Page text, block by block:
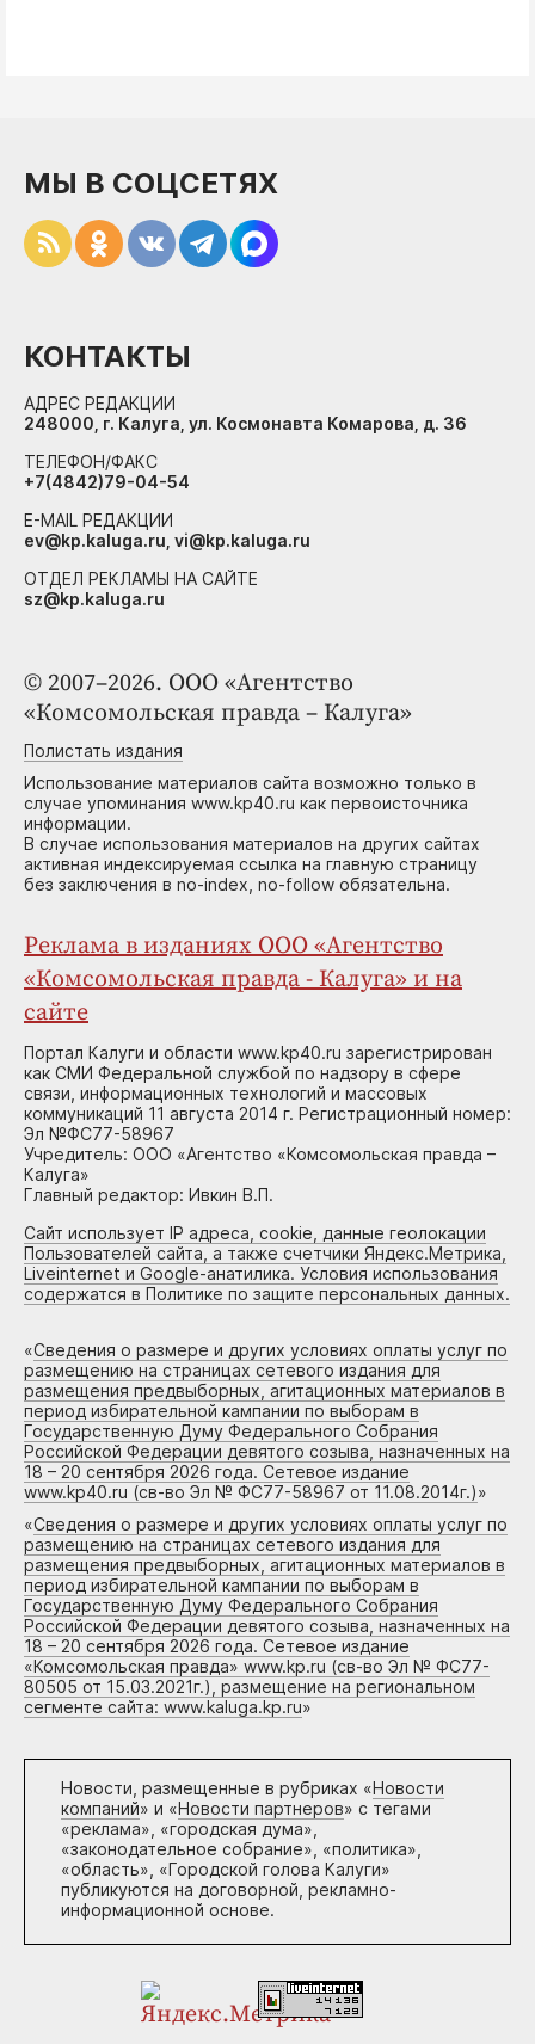
© 2007–2026. ООО «Агентство
«Комсомольская правда – Калуга»
Полистать издания
Использование материалов сайта возможно только в
случае упоминания www.kp40.ru как первоисточника
информации.
В случае использования материалов на других сайтах
активная индексируемая ссылка на главную страницу
без заключения в no-index, no-follow обязательна.
Реклама в изданиях ООО «Агентство
«Комсомольская правда - Калуга» и на
сайте
Портал Калуги и области www.kp40.ru зарегистрирован
как СМИ Федеральной службой по надзору в сфере
связи, информационных технологий и массовых
коммуникаций 11 августа 2014 г. Регистрационный номер:
Эл №ФС77-58967
Учредитель: ООО «Агентство «Комсомольская правда –
Калуга»
Главный редактор: Ивкин В.П.
Сайт использует IP адреса, cookie, данные геолокации
Пользователей сайта, а также счетчики Яндекс.Метрика,
Liveinternet и Google-анатилика. Условия использования
содержатся в Политике по защите персональных данных.
«Сведения о размере и других условиях оплаты услуг по
размещению на страницах сетевого издания для
размещения предвыборных, агитационных материалов в
период избирательной кампании по выборам в
Государственную Думу Федерального Собрания
Российской Федерации девятого созыва, назначенных на
18 – 20 сентября 2026 года. Сетевое издание
www.kp40.ru (св-во Эл № ФС77-58967 от 11.08.2014г.)»
«Сведения о размере и других условиях оплаты услуг по
размещению на страницах сетевого издания для
размещения предвыборных, агитационных материалов в
период избирательной кампании по выборам в
Государственную Думу Федерального Собрания
Российской Федерации девятого созыва, назначенных на
18 – 20 сентября 2026 года. Сетевое издание
«Комсомольская правда» www.kp.ru (св-во Эл № ФС77-
80505 от 15.03.2021г.), размещение на региональном
сегменте сайта: www.kaluga.kp.ru»
Новости, размещенные в рубриках «Новости
компаний» и «Новости партнеров» с тегами
«реклама», «городская дума»,
«законодательное собрание», «политика»,
«область», «Городской голова Калуги»
публикуются на договорной, рекламно-
информационной основе.
МЫ В СОЦСЕТЯХ
КОНТАКТЫ
АДРЕС РЕДАКЦИИ
248000, г. Калуга, ул. Космонавта Комарова, д. 36
ТЕЛЕФОН/ФАКС
+7(4842)79-04-54
E-MAIL РЕДАКЦИИ
ev@kp.kaluga.ru, vi@kp.kaluga.ru
ОТДЕЛ РЕКЛАМЫ НА САЙТЕ
sz@kp.kaluga.ru